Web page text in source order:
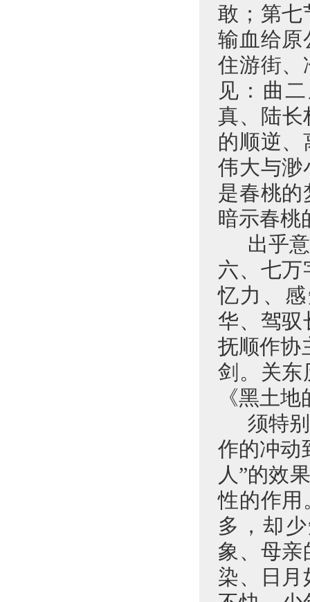
敢；第七
输血给原
住游街、
见：曲
真、陆
的顺逆
伟大与渺
是春桃的
暗示春桃
出乎
六、七万
忆力、
华、驾驭
抚顺作协
剑。关东
《黑土
须特
作的冲动
人”的效
性的作用
多，却
象、母亲
染、日月